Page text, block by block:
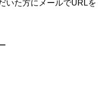
いた方にメールでURLを